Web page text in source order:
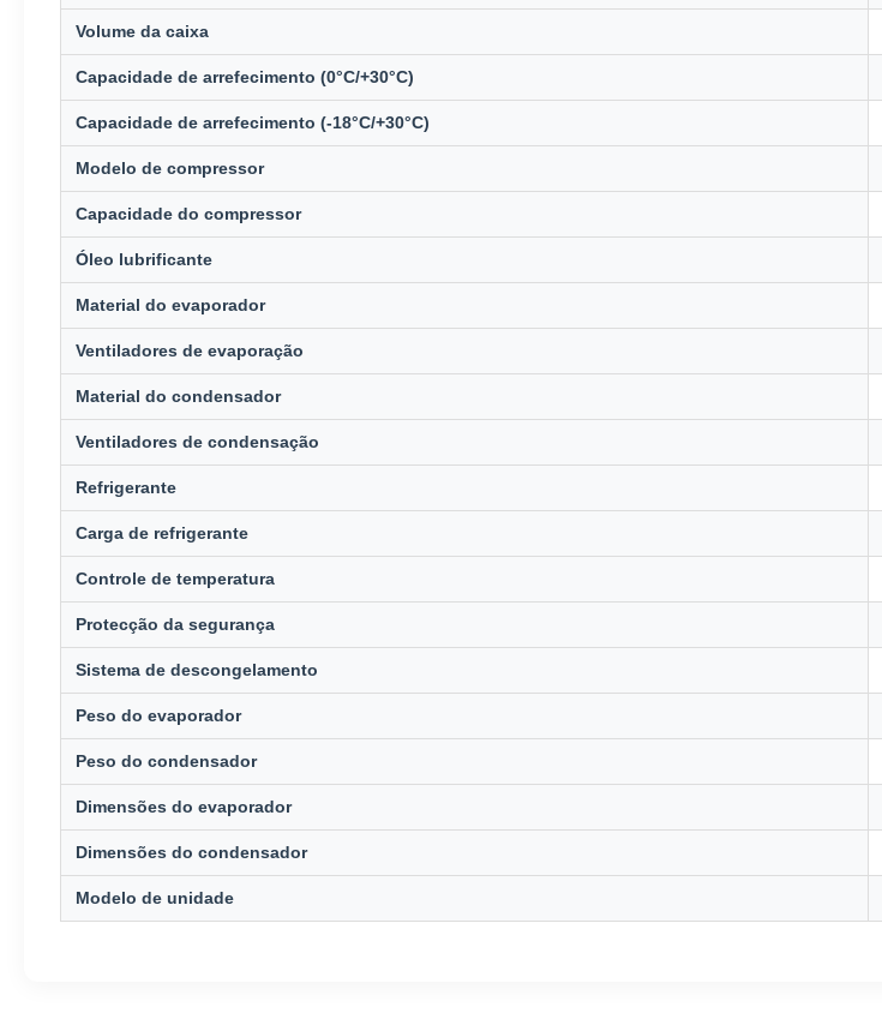
Volume da caixa
Capacidade de arrefecimento (0°C/+30°C)
Capacidade de arrefecimento (-18°C/+30°C)
Modelo de compressor
Capacidade do compressor
Óleo lubrificante
Material do evaporador
Ventiladores de evaporação
Material do condensador
Ventiladores de condensação
Refrigerante
Carga de refrigerante
Controle de temperatura
Protecção da segurança
Sistema de descongelamento
Peso do evaporador
Peso do condensador
Dimensões do evaporador
Dimensões do condensador
Modelo de unidade